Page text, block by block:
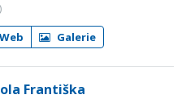
Web Galerie
Františka